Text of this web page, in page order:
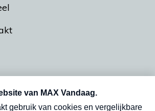
vrijdag- en dinsdagochtend in